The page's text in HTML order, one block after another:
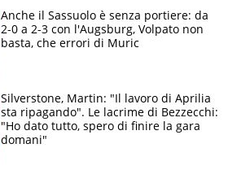
Anche il Sassuolo è senza portiere: da
2-0 a 2-3 con l'Augsburg, Volpato non
basta, che errori di Muric
Silverstone, Martin: "Il lavoro di Aprilia
sta ripagando". Le lacrime di Bezzecchi:
"Ho dato tutto, spero di finire la gara
domani"